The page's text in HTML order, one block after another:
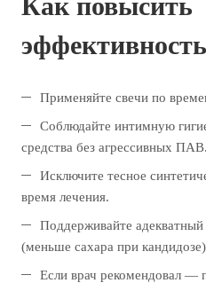
Применяйте свечи по
Соблюдайте интимную
средства без агрессивных ПАВ.
Исключите тесное
время лечения.
Поддерживайте
(меньше сахара при
Если врач рекомендовал —